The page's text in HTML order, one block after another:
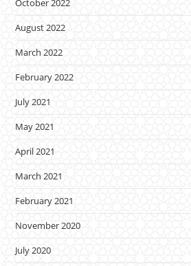
August 2022
March 2022
February 2022
July 2021
May 2021
April 2021
March 2021
February 2021
November 2020
July 2020